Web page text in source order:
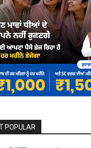
POPULAR